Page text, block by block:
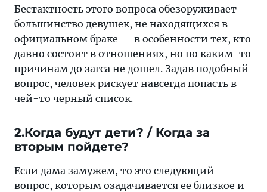
вы
хотите
сохранить
репутацию
приличного
человека
Бестактность этого вопроса обезоруживает
большинство девушек, не находящихся в
официальном браке — в особенности тех, кто
давно состоит в отношениях, но по каким-то
причинам до загса не дошел. Задав подобный
вопрос, человек рискует навсегда попасть в
чей-то черный список.
2.Когда будут дети? / Когда за
вторым пойдете?
Если дама замужем, то это следующий
вопрос, которым озадачивается ее близкое и